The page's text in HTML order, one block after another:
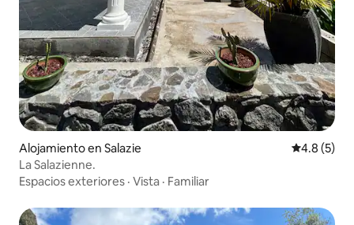
Alojamiento en Salazie
4.8 (5)
La Salazienne.
Espacios exteriores · Vista · Familiar